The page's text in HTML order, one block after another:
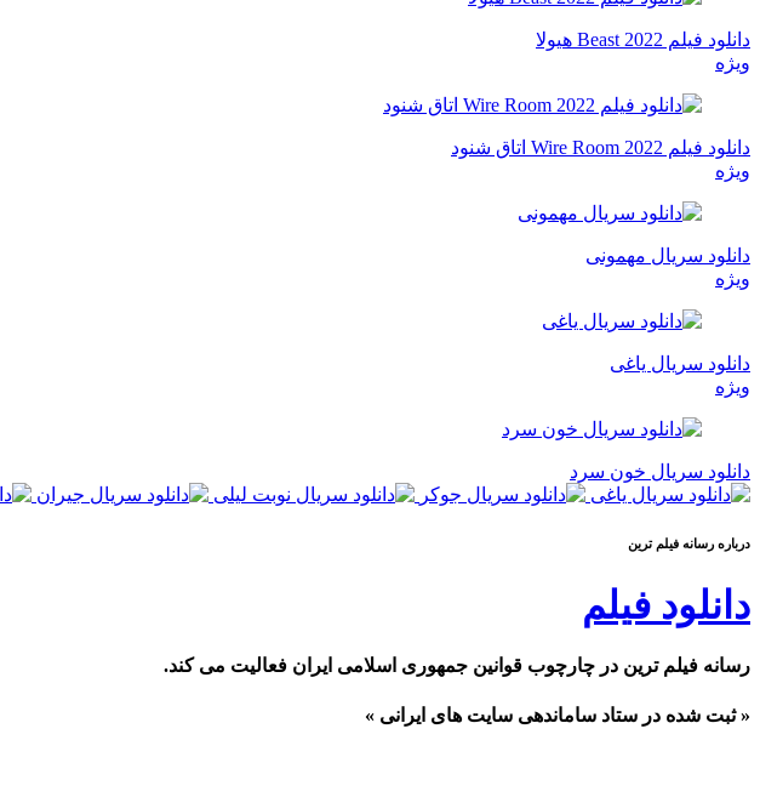
دانلود فیلم Beast 2022 هیولا
ویژه
دانلود فیلم Wire Room 2022 اتاق شنود
ویژه
دانلود سریال مهمونی
ویژه
دانلود سریال یاغی
ویژه
دانلود سریال خون سرد
درباره رسانه فیلم ترین
دانلود فیلم
رسانه فیلم ترین در چارچوب قوانین جمهوری اسلامی ایران فعالیت می کند.
« ثبت شده در ستاد ساماندهی سایت های ایرانی »